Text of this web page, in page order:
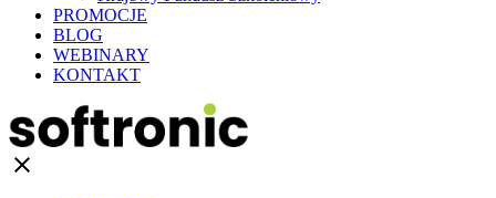
PROMOCJE
BLOG
WEBINARY
KONTAKT
clear